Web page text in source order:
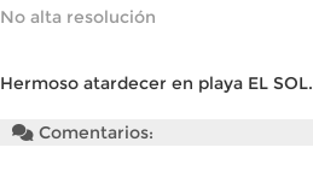
No alta resolución
Hermoso atardecer en playa EL SOL.
Comentarios: